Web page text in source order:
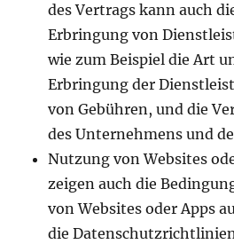
des Vertrags kann auch
Erbringung von
wie zum Beispiel die Art
Erbringung der
von Gebühren, und die
des Unternehmens und
Nutzung von Websites
zeigen auch die
von Websites oder Apps
die